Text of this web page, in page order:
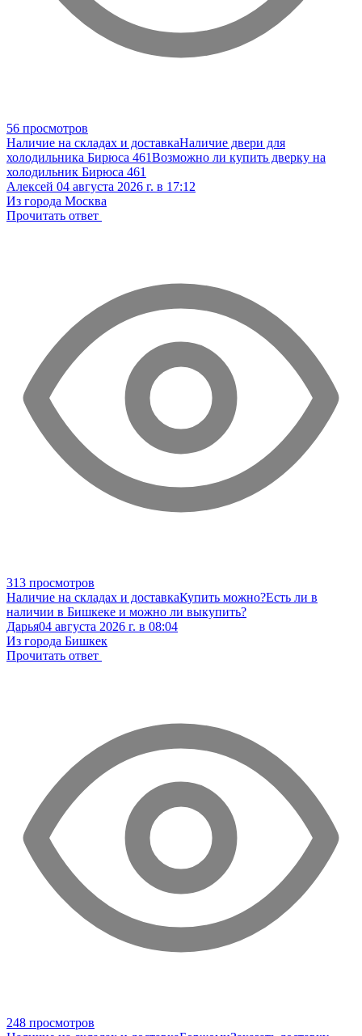
56 просмотров
Наличие на складах и доставкаНаличие двери для
холодильника Бирюса 461Возможно ли купить дверку на
холодильник Бирюса 461
Алексей 04 августа 2026 г. в 17:12
Из города Москва
Прочитать ответ
313 просмотров
Наличие на складах и доставкаКупить можно?Есть ли в
наличии в Бишкеке и можно ли выкупить?
Дарья04 августа 2026 г. в 08:04
Из города Бишкек
Прочитать ответ
248 просмотров